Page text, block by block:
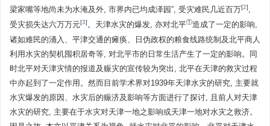
梁家嘴等地尚未为水淹及外, 市界内已均成泽园”, 受灾难民几近百万[2],
受灾损失达六万万元[3]。天津水灾的爆发, 亦对北平①造成了一定的影响,
诸如难民的涌入、平津交通的瘫痪、日伪政权的粮食线路统制及北平商人
利用水灾的契机囤积居奇等, 对北平市的日常生活产生了一定的影响。同
时北平对天津灾情的报道及赈灾的宣传较为突出, 北平在天津的救灾过程
中亦起到了一定作用。然而目前学术界对1939年天津水灾的研究, 主要就
水灾爆发的原因、水灾后的赈济及影响等方面进行了探讨, 且前人对天津
水灾的研究, 主要在于水灾对天津一地之影响或天津一地对水灾之救济。